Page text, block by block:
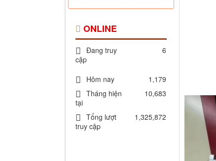
ONLINE
Đang truy
cập
6
Hôm nay
1,179
Tháng hiện
tại
10,683
Tổng lượt
truy cập
1,325,872